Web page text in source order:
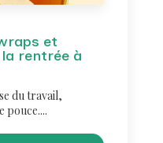
et
rentrée à
du travail,
pouce....